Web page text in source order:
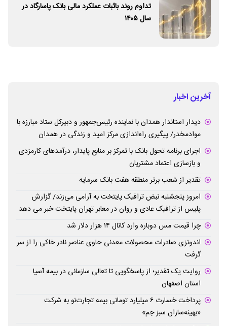
تداوم روند باثبات عملکرد مالی بانک پاسارگاد در
سال ۱۴۰۵
آخرین اخبار
دیدار استاندار همدان با نماینده رئیس‌جمهور و دبیرکل ستاد مبارزه با
موادمخدر/ پیگیری راه‌اندازی مرکز امید و زندگی در همدان
اجرای برنامه تحول بانک با تمرکز بر منابع پایدار، درآمدهای کارمزدی
و بازسازی اعتماد مشتریان
تقدیر از شعب برتر منطقه هفت بانک سرمایه
امروز پنجشنبه نبض ترافیک پایتخت به آرامی می‌زند/ گزارش
پلیس از ترافیک عادی و روان در معابر تهران پایتخت خبر می دهد
چرا قیمت مس دوباره وارد کانال ۱۴ هزار دلار شد
اندونزی صادرات محصولات معدنی حاوی عناصر نادر خاکی را از سر
گرفت
روایت یک تقدیر؛ از پاسخگویی تا تعالی سازمانی در بیمه آسیا
استان اصفهان
پرداخت خسارت ۶ میلیارد تومانی بیمه تجارت‌نو به شرکت
«بهینه‌سازان سبز جم»